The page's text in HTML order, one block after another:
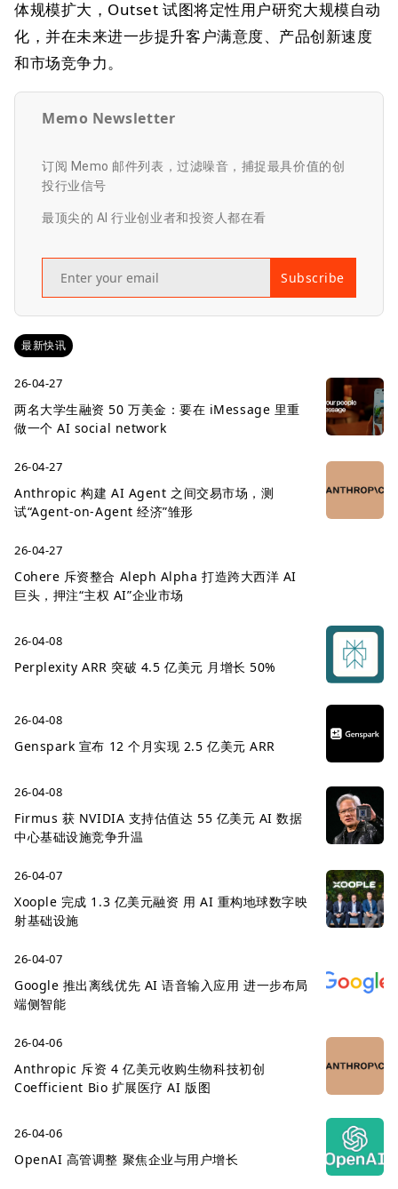
体规模扩大，Outset 试图将定性用户研究大规模自动
化，并在未来进一步提升客户满意度、产品创新速度
和市场竞争力。
Memo Newsletter
订阅 Memo 邮件列表，过滤噪音，捕捉最具价值的创
投行业信号
最顶尖的 AI 行业创业者和投资人都在看
Subscribe
最新快讯
26-04-27
两名大学生融资 50 万美金：要在 iMessage 里重
做一个 AI social network
26-04-27
Anthropic 构建 AI Agent 之间交易市场，测
试“Agent-on-Agent 经济”雏形
26-04-27
Cohere 斥资整合 Aleph Alpha 打造跨大西洋 AI
巨头，押注“主权 AI”企业市场
26-04-08
Perplexity ARR 突破 4.5 亿美元 月增长 50%
26-04-08
Genspark 宣布 12 个月实现 2.5 亿美元 ARR
26-04-08
Firmus 获 NVIDIA 支持估值达 55 亿美元 AI 数据
中心基础设施竞争升温
26-04-07
Xoople 完成 1.3 亿美元融资 用 AI 重构地球数字映
射基础设施
26-04-07
Google 推出离线优先 AI 语音输入应用 进一步布局
端侧智能
26-04-06
Anthropic 斥资 4 亿美元收购生物科技初创
Coefficient Bio 扩展医疗 AI 版图
26-04-06
OpenAI 高管调整 聚焦企业与用户增长